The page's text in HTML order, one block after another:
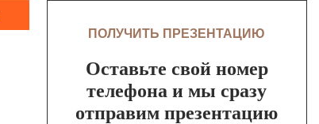
ПОЛУЧИТЬ ПРЕЗЕНТАЦИЮ
Оставьте свой номер
телефона и мы сразу
отправим презентацию